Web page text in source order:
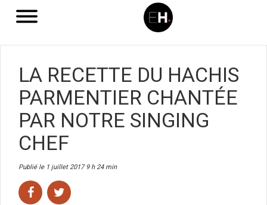
LA RECETTE DU HACHIS
PARMENTIER CHANTÉE
PAR NOTRE SINGING
CHEF
Publié le 1 juillet 2017 9 h 24 min